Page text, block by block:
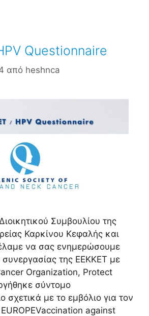
Questionnaire
από heshnca
Συμβουλίου της
Καρκίνου Κεφαλής και
να σας ενημερώσουμε
συνεργασίας της ΕΕΚΚΕΤ με
Organization, Protect
σύντομο
σχετικά με το εμβόλιο για τον
EUROPEVaccination against